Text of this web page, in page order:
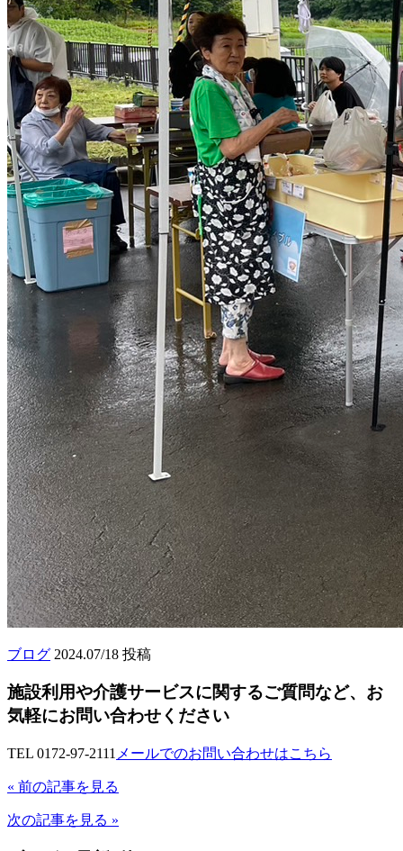
ブログ 2024.07/18 投稿
施設利用や介護サービスに関するご質問など、お
気軽にお問い合わせください
TEL 0172-97-2111 メールでのお問い合わせはこちら
« 前の記事を見る
次の記事を見る »